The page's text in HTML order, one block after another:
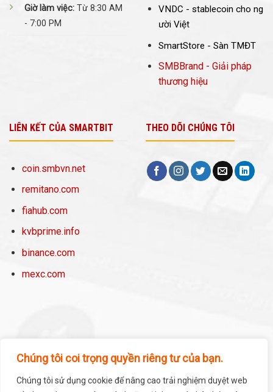
Chúng tôi coi trọng quyền riêng tư của bạn.
Chúng tôi sử dụng cookie để nâng cao trải nghiệm duyệt web
Giờ làm việc: Từ 8:30 AM
- 7:00 PM
VNDC - stablecoin cho ng
ười Việt
SmartStore - Sàn TMĐT
SMBBrand - Giải pháp
thương hiệu
LIÊN KẾT CỦA SMARTBIT
coin.smbvn.net
remitano.com
fiahub.com
kvbprime.info
binance.com
mexc.com
THEO DÕI CHÚNG TÔI